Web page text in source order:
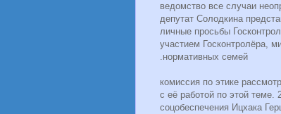
ведомство все случаи
депутат Солодкина
личные просьбы
участием Госконтролёра,
нормативных семей.
14.06.2011 комиссия по этике
с её работой по этой теме.
соцобеспечения Ицхака